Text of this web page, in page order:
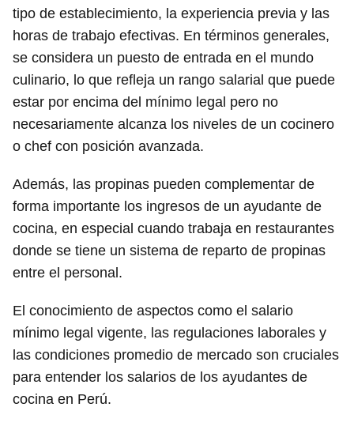
tipo de establecimiento, la experiencia previa y las
horas de trabajo efectivas. En términos generales,
se considera un puesto de entrada en el mundo
culinario, lo que refleja un rango salarial que puede
estar por encima del mínimo legal pero no
necesariamente alcanza los niveles de un cocinero
o chef con posición avanzada.
Además, las propinas pueden complementar de
forma importante los ingresos de un ayudante de
cocina, en especial cuando trabaja en restaurantes
donde se tiene un sistema de reparto de propinas
entre el personal.
El conocimiento de aspectos como el salario
mínimo legal vigente, las regulaciones laborales y
las condiciones promedio de mercado son cruciales
para entender los salarios de los ayudantes de
cocina en Perú.